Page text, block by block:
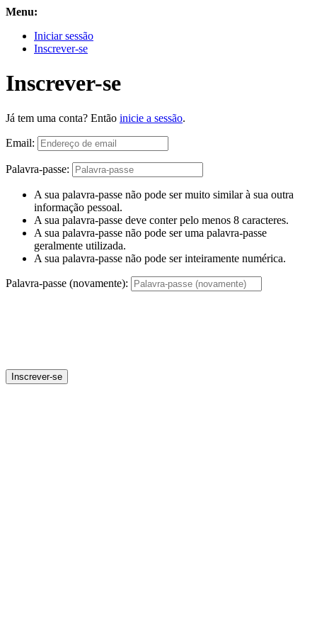
Menu:
Iniciar sessão
Inscrever-se
Inscrever-se
Já tem uma conta? Então inicie a sessão.
Email:
Palavra-passe:
A sua palavra-passe não pode ser muito similar à sua outra
informação pessoal.
A sua palavra-passe deve conter pelo menos 8 caracteres.
A sua palavra-passe não pode ser uma palavra-passe
geralmente utilizada.
A sua palavra-passe não pode ser inteiramente numérica.
Palavra-passe (novamente):
Inscrever-se